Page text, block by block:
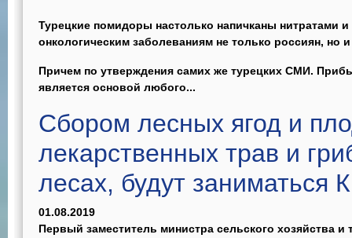
Турецкие помидоры настолько напичканы нитратами
онкологическим заболеваниям не только россиян, но
Причем по утверждения самих же турецких СМИ.
является основой любого...
Сбором лесных ягод и
лекарственных трав и
лесах, будут заниматься
01.08.2019
Первый заместитель министра сельского хозяйства и